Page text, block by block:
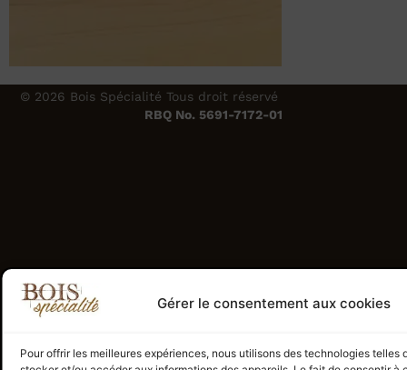
Gérer le consentement aux cookies
Pour offrir les meilleures expériences, nous utilisons des technologies telles
© 2026 Bois Spécialité Tous droit réservé
RBQ No. 5691-7172-01